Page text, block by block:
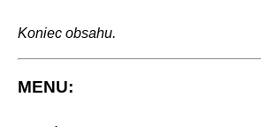
Koniec obsahu.
MENU: